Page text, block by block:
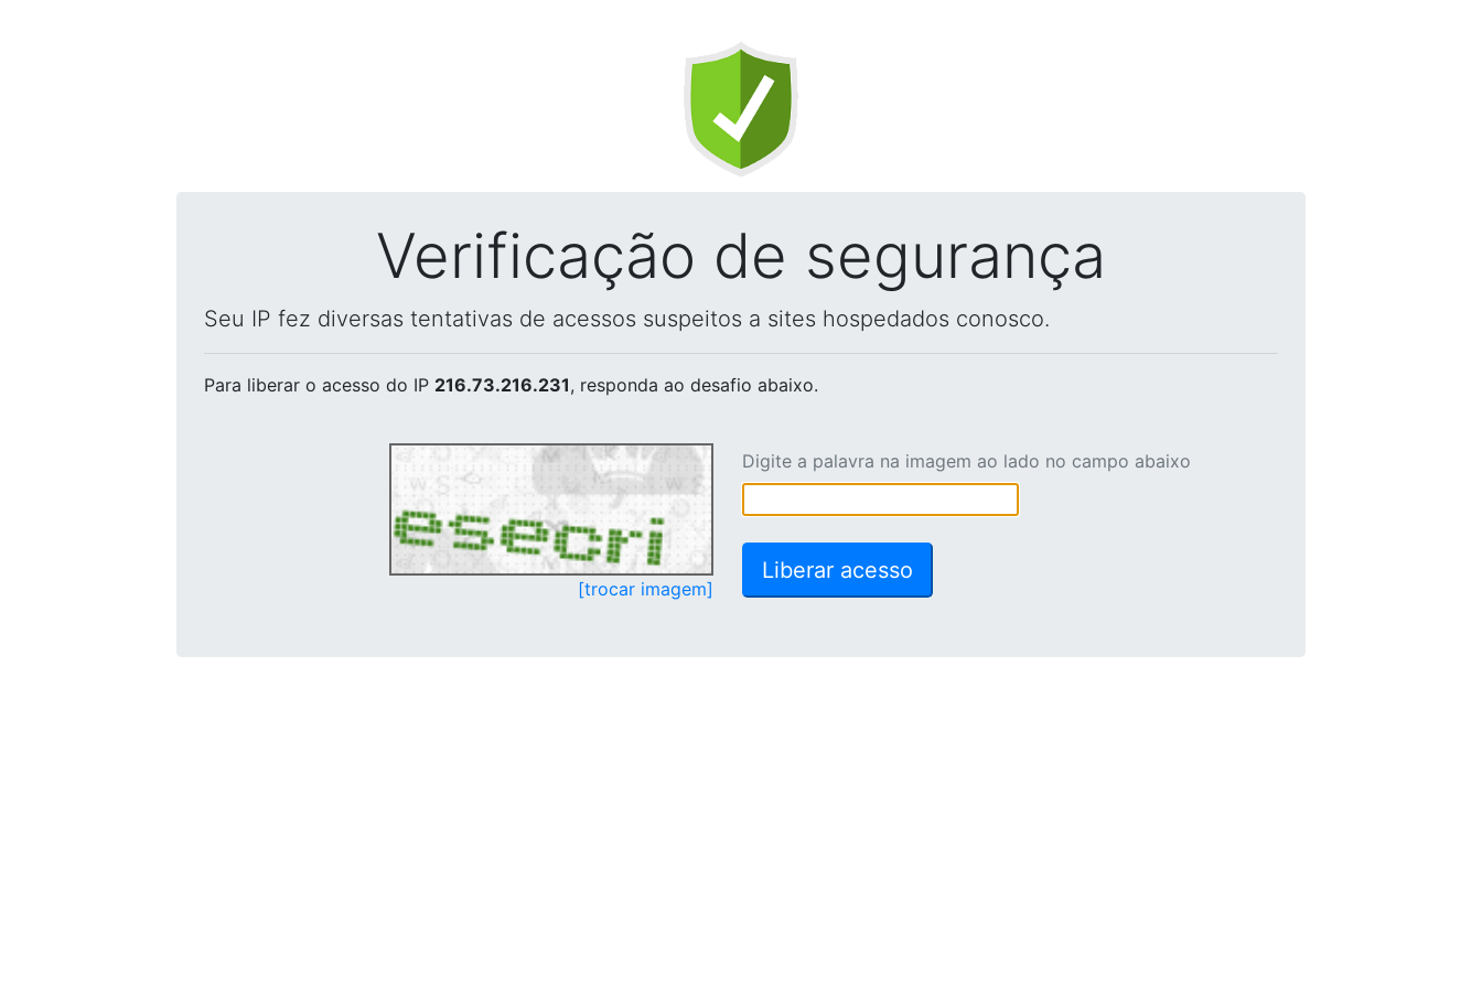
Verificação de segurança
Seu IP fez diversas tentativas de acessos suspeitos a sites hospedados conosco.
Para liberar o acesso do IP 216.73.216.231, responda ao desafio abaixo.
[trocar imagem]
Digite a palavra na imagem ao lado no campo abaixo